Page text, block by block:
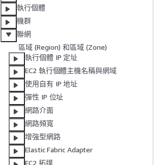
執行個體
機群
聯網
區域 (Region) 和區域 (Zone)
執行個體 IP 定址
EC2 執行個體主機名稱與網域
使用自有 IP 地址
彈性 IP 位址
網路介面
網路頻寬
增強型網路
Elastic Fabric Adapter
EC2 拓撲